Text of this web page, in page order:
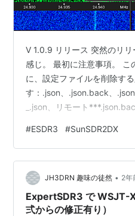
V 1.0.9 リリース 突然のリ
感じ。 最初に注意事項。 こ
に、設定ファイルを削除す
す：.json、.json.back、
_.json、リモート
ースノート本文は 完全に再
かれています。 すべてのソ
制御と同期のモジュール。
ェアの安定動作の基礎とな
はソフトウェアの安定動作
#ESDR3 #SunSDR2DX
JH3DRN 趣味の徒然 • 2年
ExpertSDR3 で WSJT-
弍からの修正有り）